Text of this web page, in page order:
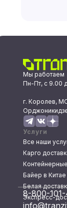
Мы работаем
Пн-Пт, с 9.00
г. Королев,
Услуги
Все наши
Карго
Байер в Китае
Белая
Экспресс-
8-800-